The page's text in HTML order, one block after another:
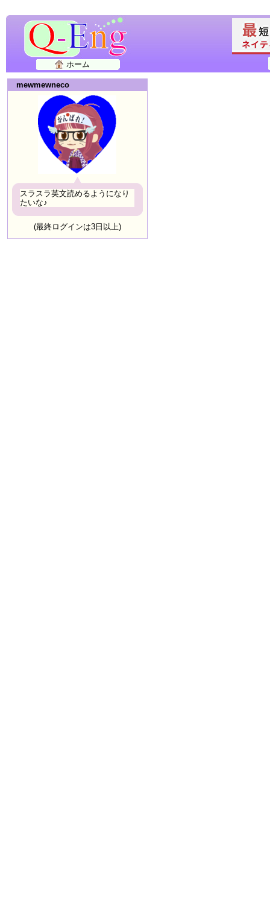
ホーム
mewmewneco
スラスラ英文読めるようになり
たいな♪
(最終ログインは3日以上)